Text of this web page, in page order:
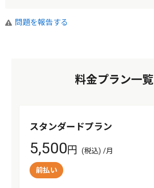
問題を報告する
料金プラン一覧
スタンダードプラン
5,500円 (税込) /月
前払い